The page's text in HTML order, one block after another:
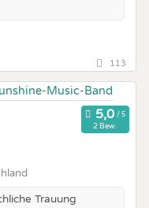
113
2 Bew.
Trauung